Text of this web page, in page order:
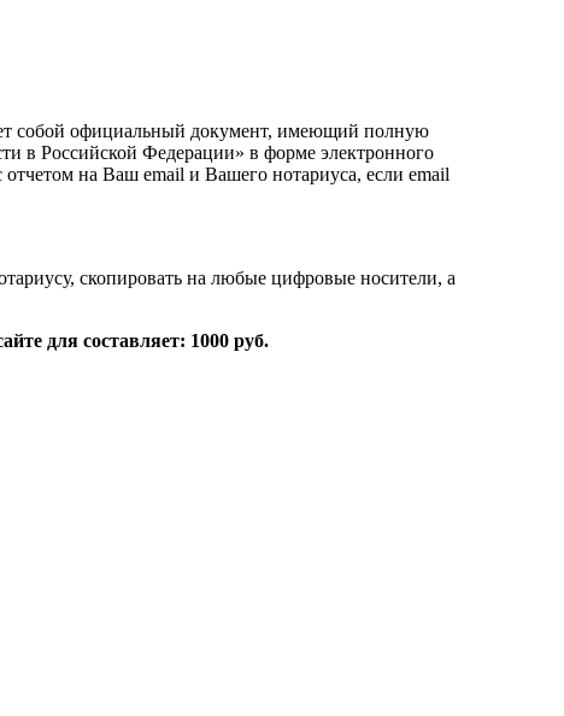
собой официальный документ, имеющий полную
в Российской Федерации» в форме электронного
на Ваш email и Вашего нотариуса, если email
скопировать на любые цифровые носители, а
для составляет: 1000 руб.